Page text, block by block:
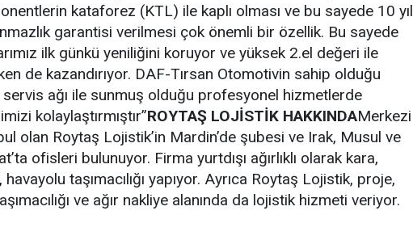
kataforez (KTL) ile kaplı olması ve bu sayede 10 yıl
garantisi verilmesi çok önemli bir özellik. Bu sayede
ilk günkü yeniliğini koruyor ve yüksek 2.el değeri ile
de kazandırıyor. DAF-Tırsan Otomotivin sahip olduğu
ağı ile sunmuş olduğu profesyonel hizmetlerde
kolaylaştırmıştır”ROYTAŞ LOJİSTİK HAKKINDAMerkezi
olan Roytaş Lojistik’in Mardin’de şubesi ve Irak, Musul ve
ofisleri bulunuyor. Firma yurtdışı ağırlıklı olarak kara,
havayolu taşımacılığı yapıyor. Ayrıca Roytaş Lojistik, proje,
ve ağır nakliye alanında da lojistik hizmeti veriyor.